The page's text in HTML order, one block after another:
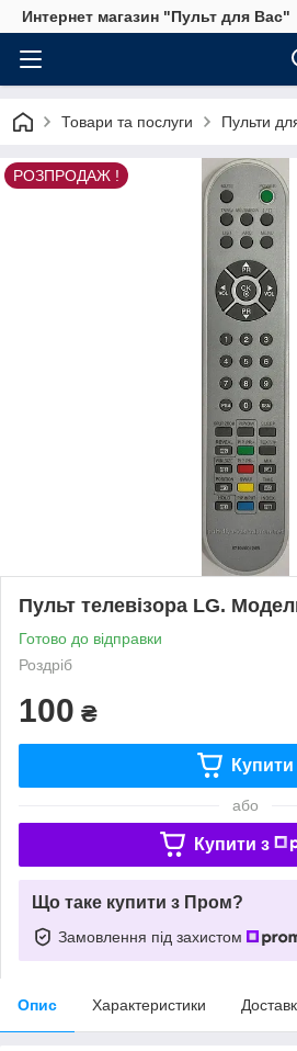
Интернет магазин "Пульт для Вас"
Товари та послуги Пульти
РОЗПРОДАЖ !
Пульт телевізора LG.
Готово до відправки
Роздріб
100 ₴
Купити
або
Купити з
Що таке купити з Пром?
Замовлення під захистом
Опис Характеристики